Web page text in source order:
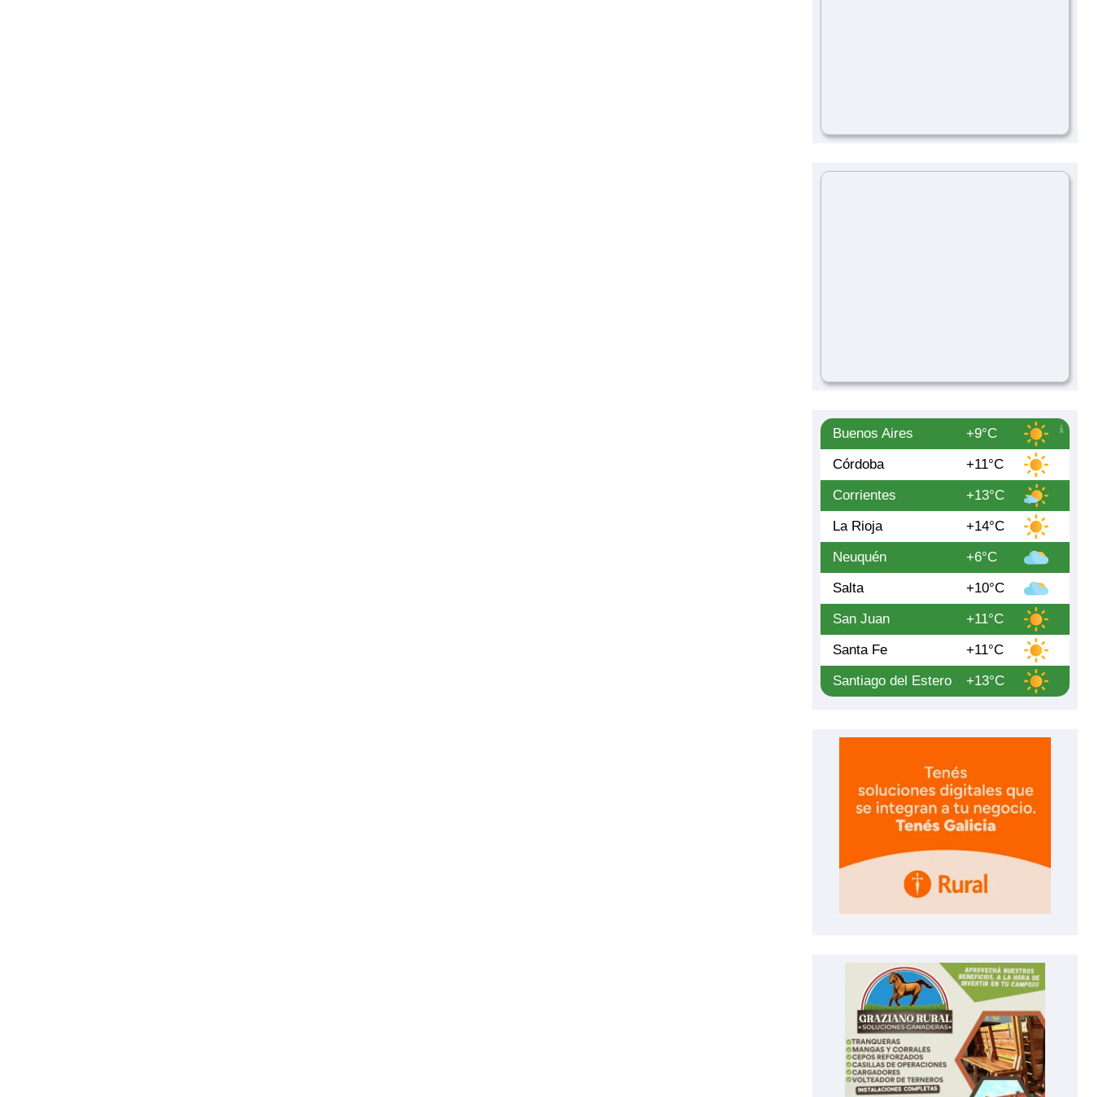
Buenos Aires
+9°C
Córdoba
+11°C
Corrientes
+13°C
La Rioja
+14°C
Neuquén
+6°C
Salta
+10°C
San Juan
+11°C
Santa Fe
+11°C
Santiago del Estero
+13°C